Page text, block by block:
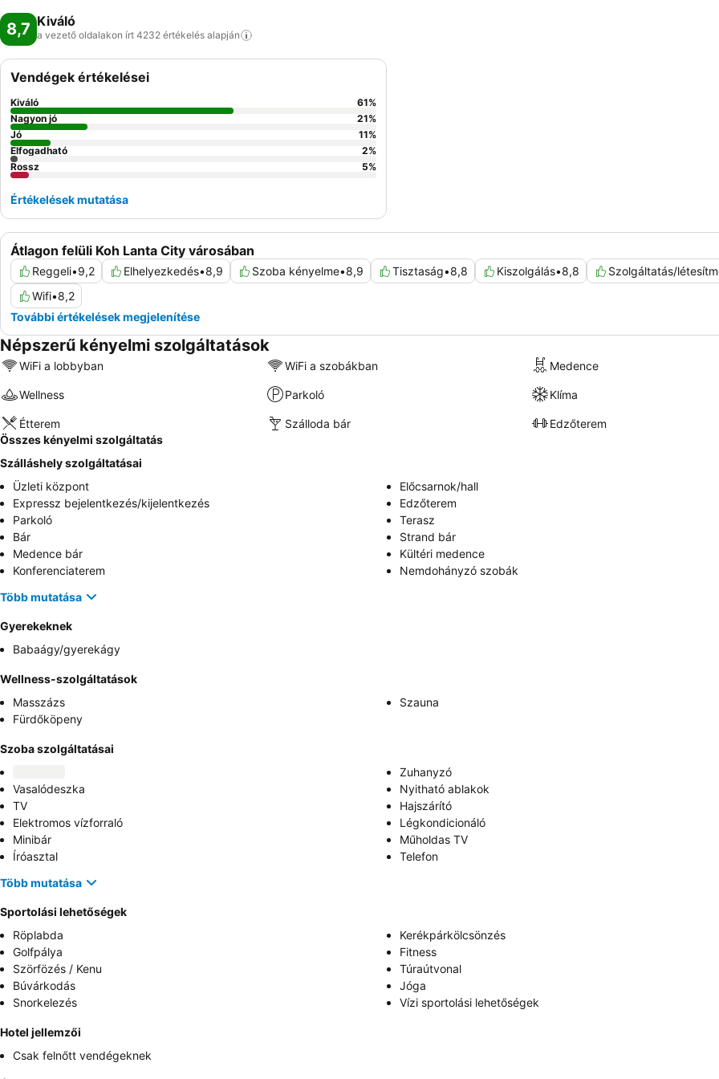
8,7 Kiváló
a vezető oldalakon írt 4232 értékelés alapján
Átlagon felüli Koh Lanta City városában
Reggeli•9,2 Elhelyezkedés•8,9 Szoba kényelme•8,9 Tisztaság•8,8 Kiszolgálás•8,8 Szolgáltatás/
Wifi•8,2
További értékelések megjelenítése
Vendégek értékelései
Kiváló 61%
Nagyon jó
21%
Jó
11%
Elfogadható
2%
Rossz
5%
Értékelések mutatása
Népszerű kényelmi szolgáltatások
WiFi a lobbyban WiFi a szobákban Medence
Wellness Parkoló Klíma
Étterem Szálloda bár
Edzőterem
Összes kényelmi szolgáltatás
Szálláshely szolgáltatásai
Üzleti központ
Előcsarnok/hall
Expressz bejelentkezés/kijelentkezés
Edzőterem
Parkoló
Terasz
Bár
Strand bár
Medence bár
Kültéri medence
Konferenciaterem
Nemdohányzó szobák
Több mutatása
Gyerekeknek
Babaágy/gyerekágy
Wellness-szolgáltatások
Masszázs
Szauna
Fürdőköpeny
Szoba szolgáltatásai
Zuhanyzó
Vasalódeszka
Nyitható ablakok
TV
Hajszárító
Elektromos vízforraló
Légkondicionáló
Minibár
Műholdas TV
Íróasztal
Telefon
Több mutatása
Sportolási lehetőségek
Röplabda
Kerékpárkölcsönzés
Golfpálya
Fitness
Szörfözés / Kenu
Túraútvonal
Búvárkodás
Jóga
Snorkelezés
Vízi sportolási lehetőségek
Hotel jellemzői
Csak felnőtt vendégeknek